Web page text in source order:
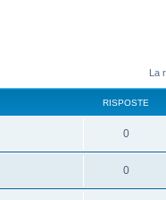
La
RISPOSTE
0
0